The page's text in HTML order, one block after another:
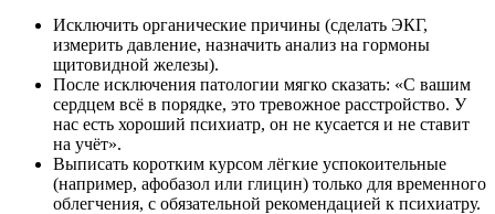
Исключить органические причины (сделать ЭКГ,
измерить давление, назначить анализ на гормоны
щитовидной железы).
После исключения патологии мягко сказать: «С вашим
сердцем всё в порядке, это тревожное расстройство. У
нас есть хороший психиатр, он не кусается и не ставит
на учёт».
Выписать коротким курсом лёгкие успокоительные
(например, афобазол или глицин) только для временного
облегчения, с обязательной рекомендацией к психиатру.